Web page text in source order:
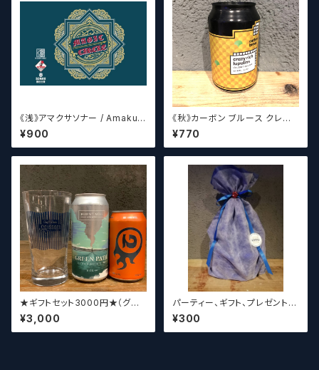
《浅》アマクサソナー / Amakus
a sonar MAGIC CIRCLE 【ク
ラフトビールシザーズ】
¥900
《秋》カーボン ブルース クレイ
ジーリッチルプリンズ Carbo
n Brews Crazy rich Lupulin
s【クラフトビール】
¥770
★ギフトセット3000円★（グラ
スセット）【クラフトビール】
¥3,000
パーティー、ギフト、プレゼント、
お中元、お歳暮、結婚祝い等の
贈り物やお祝いに！
¥300